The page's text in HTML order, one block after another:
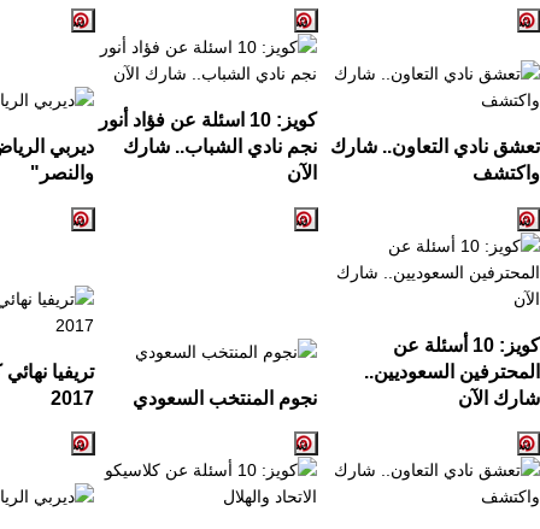
تعشق نادي التعاون.. شارك
واكتشف
كويز: 10 اسئلة عن فؤاد أنور
نجم نادي الشباب.. شارك
الآن
ديربي
والنصر "
كويز: 10 أسئلة عن
المحترفين السعوديين..
شارك الآن
نجوم المنتخب السعودي
تريفيا
2017